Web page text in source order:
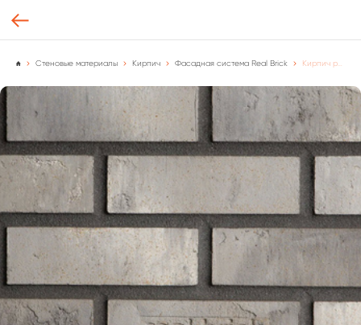
Стеновые материалы Кирпич Фасадная система Real Brick